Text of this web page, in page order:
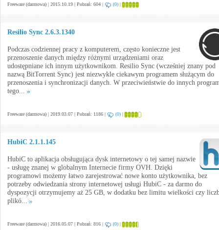
Freeware (darmowa) | 2015.10.19 | Pobrań: 604 | (0) |
Resilio Sync 2.6.3.1340
Podczas codziennej pracy z komputerem, często konieczne jest
przenoszenie danych między różnymi urządzeniami oraz
udostępniane ich innym użytkownikom. Resilio Sync (wcześniej znany pod
nazwą BitTorrent Sync) jest niezwykle ciekawym programem służącym do
przenoszenia i synchronizacji danych. W przeciwieństwie do innych
tego...
Freeware (darmowa) | 2019.03.07 | Pobrań: 1186 | (0) |
HubiC 2.1.1.145
HubiC to aplikacja obsługująca dysk internetowy o tej samej nazwie
- usługę znanej w globalnym Internecie firmy OVH. Dzięki
programowi możemy łatwo zarejestrować nowe konto użytkownika, bez
potrzeby odwiedzania strony internetowej usługi HubiC - za darmo do
dyspozycji otrzymujemy aż 25 GB, w dodatku bez limitu wielkości czy
plikó...
Freeware (darmowa) | 2016.05.07 | Pobrań: 816 | (0) |